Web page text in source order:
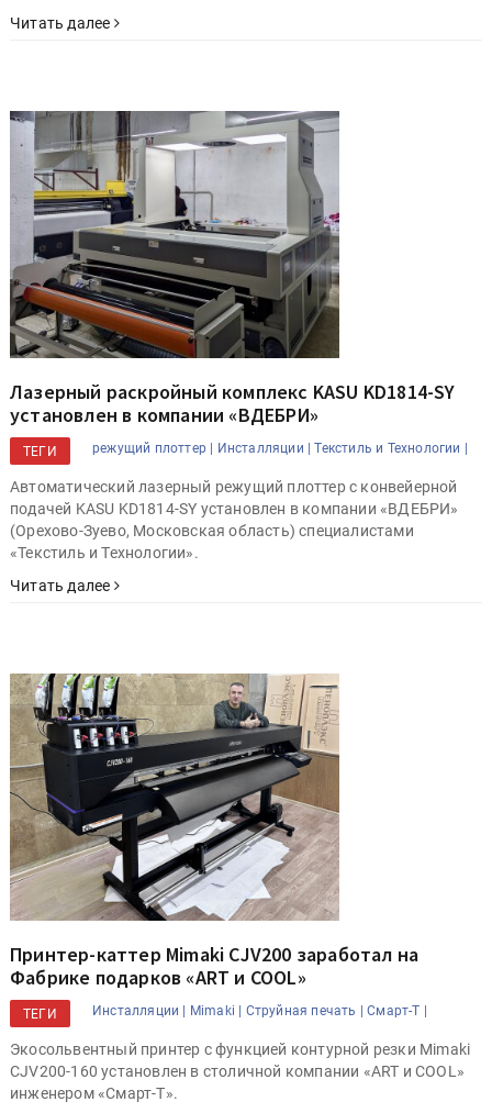
Читать далее
Лазерный раскройный комплекс KASU KD1814-SY
установлен в компании «ВДЕБРИ»
ТЕГИ режущий плоттер | Инсталляции | Текстиль и Технологии |
Автоматический лазерный режущий плоттер с конвейерной
подачей KASU KD1814-SY установлен в компании «ВДЕБРИ»
(Орехово-Зуево, Московская область) специалистами
«Текстиль и Технологии».
Читать далее
Принтер-каттер Mimaki CJV200 заработал на
Фабрике подарков «ART и COOL»
ТЕГИ Инсталляции | Mimaki | Струйная печать | Смарт-Т |
Экосольвентный принтер с функцией контурной резки Mimaki
CJV200-160 установлен в столичной компании «ART и COOL»
инженером «Смарт-Т».